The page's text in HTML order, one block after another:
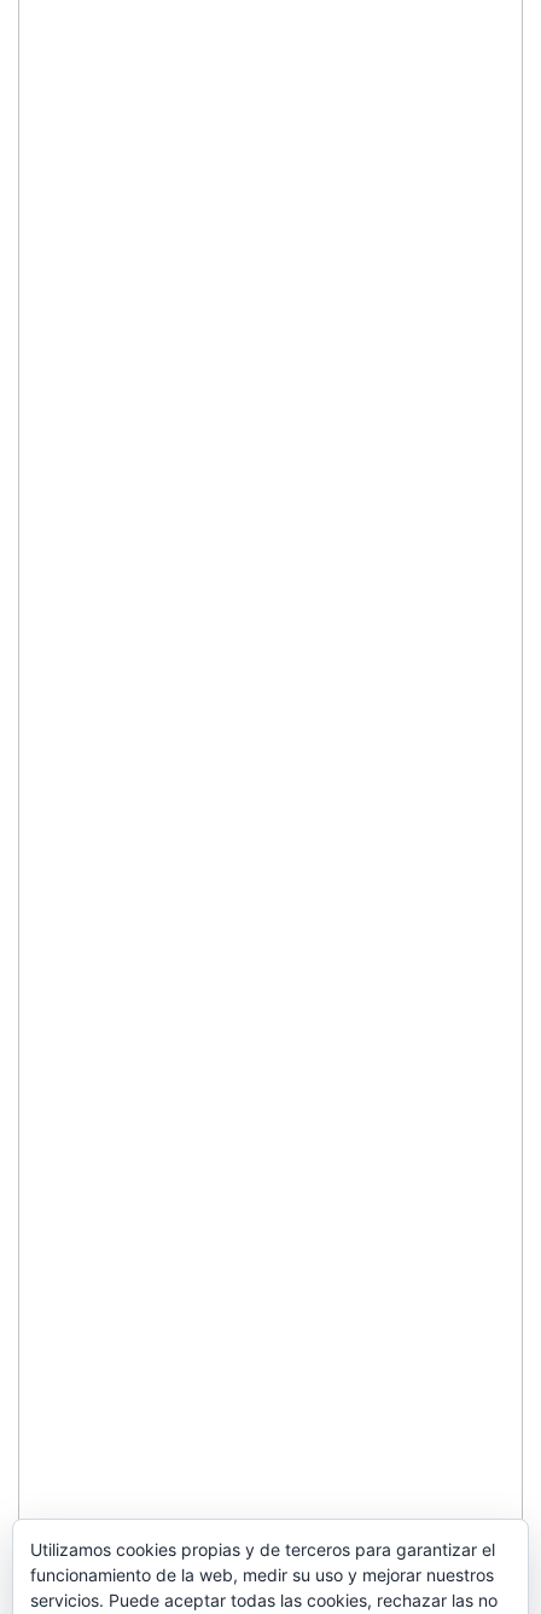
Utilizamos cookies propias y de terceros para garantizar el
funcionamiento de la web, medir su uso y mejorar nuestros
servicios. Puede aceptar todas las cookies, rechazar las no